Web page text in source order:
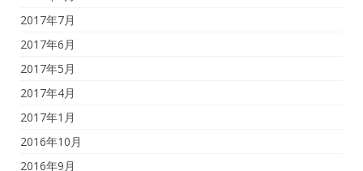
2017年7月
2017年6月
2017年5月
2017年4月
2017年1月
2016年10月
2016年9月